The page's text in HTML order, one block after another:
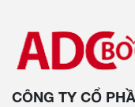
CÔNG TY CỔ